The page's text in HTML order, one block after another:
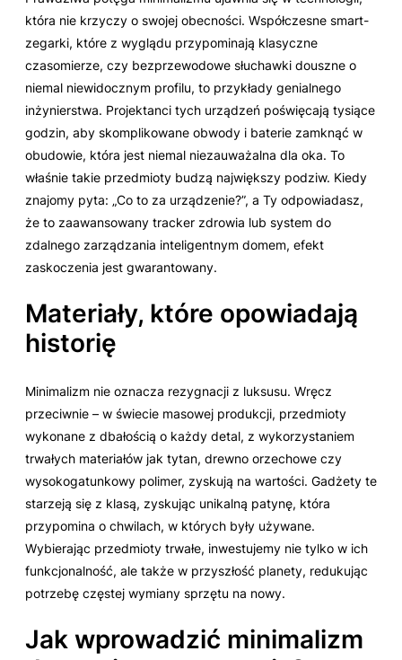
która nie krzyczy o swojej obecności. Współczesne smart-
zegarki, które z wyglądu przypominają klasyczne
czasomierze, czy bezprzewodowe słuchawki douszne o
niemal niewidocznym profilu, to przykłady genialnego
inżynierstwa. Projektanci tych urządzeń poświęcają tysiące
godzin, aby skomplikowane obwody i baterie zamknąć w
obudowie, która jest niemal niezauważalna dla oka. To
właśnie takie przedmioty budzą największy podziw. Kiedy
znajomy pyta: „Co to za urządzenie?”, a Ty odpowiadasz,
że to zaawansowany tracker zdrowia lub system do
zdalnego zarządzania inteligentnym domem, efekt
zaskoczenia jest gwarantowany.
Materiały, które opowiadają
historię
Minimalizm nie oznacza rezygnacji z luksusu. Wręcz
przeciwnie – w świecie masowej produkcji, przedmioty
wykonane z dbałością o każdy detal, z wykorzystaniem
trwałych materiałów jak tytan, drewno orzechowe czy
wysokogatunkowy polimer, zyskują na wartości. Gadżety te
starzeją się z klasą, zyskując unikalną patynę, która
przypomina o chwilach, w których były używane.
Wybierając przedmioty trwałe, inwestujemy nie tylko w ich
funkcjonalność, ale także w przyszłość planety, redukując
potrzebę częstej wymiany sprzętu na nowy.
Jak wprowadzić minimalizm